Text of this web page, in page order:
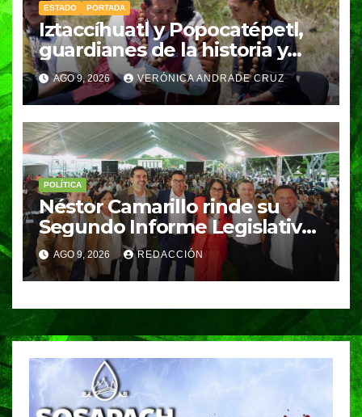
ESTADO PORTADA
Iztaccíhuatl y Popocatépetl,
guardianes de la historia y
fuentes de vida para Puebla:
Armenta
AGO 9, 2026 VERÓNICA ANDRADE CRUZ
POLÍTICA
Néstor Camarillo rinde su
Segundo Informe Legislativo
y refrenda su compromiso
con Puebla
AGO 9, 2026 REDACCIÓN